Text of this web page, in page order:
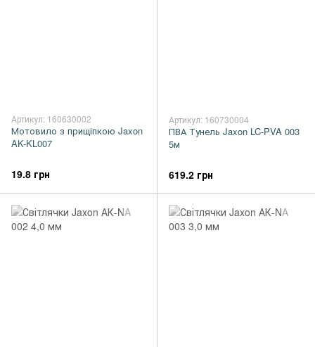
Артикул: 160630002
Мотовило з прищіпкою Jaxon
AK-KL007
19.8 грн
Артикул: 160730004
ПВА Тунель Jaxon LC-PVA 003
5м
619.2 грн